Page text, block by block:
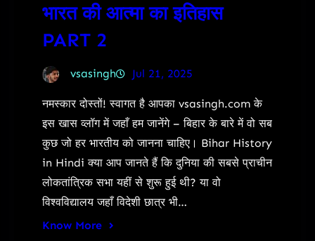
भारत की आत्मा का इतिहास
PART 2
vsasingh Jul 21, 2025
नमस्कार दोस्तों! स्वागत है आपका vsasingh.com के
इस खास व्लॉग में जहाँ हम जानेंगे – बिहार के बारे में वो सब
कुछ जो हर भारतीय को जानना चाहिए। Bihar History
in Hindi क्या आप जानते हैं कि दुनिया की सबसे प्राचीन
लोकतांत्रिक सभा यहीं से शुरू हुई थी? या वो
विश्वविद्यालय जहाँ विदेशी छात्र भी…
Know More